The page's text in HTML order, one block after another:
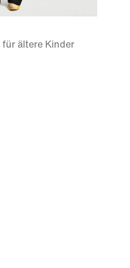
für ältere Kinder